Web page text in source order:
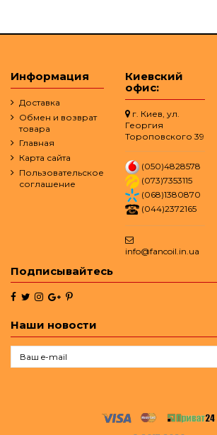
Информация
Доставка
Обмен и возврат
товара
Главная
Карта сайта
Пользовательское
соглашение
Киевский
офис:
г. Киев, ул.
Георгия
Тороповского 39
(050)4828578
(073)7353115
(068)1380870
(044)2372165
info@fancoil.in.ua
Подписывайтесь
Наши новости